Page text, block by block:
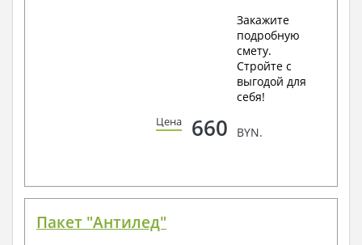
Закажите
подробную
смету.
Стройте с
выгодой для
себя!
Цена 660 BYN.
Пакет "Антилед"